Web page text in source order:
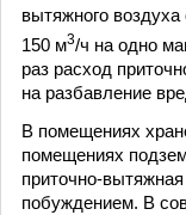
вытяжного
150 м3/ч на одно
раз расход
на разбавление
В помещениях
помещениях
приточно-
побуждением. В